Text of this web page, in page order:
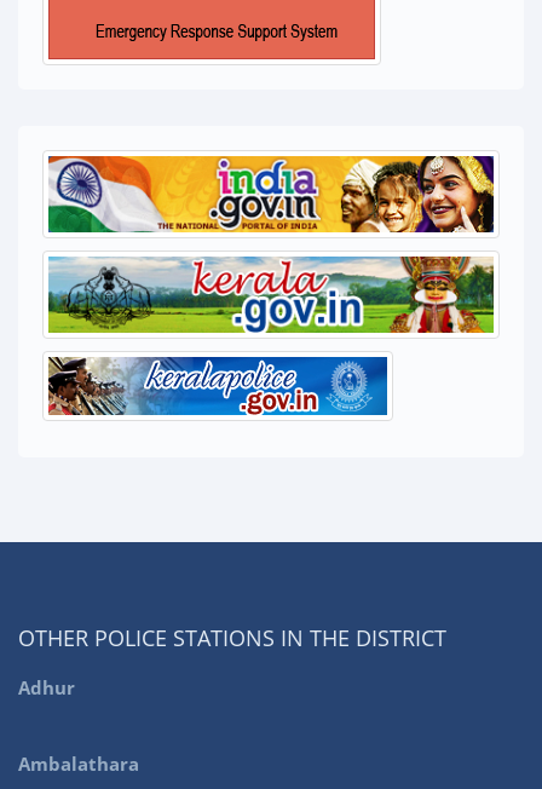
OTHER POLICE STATIONS IN THE DISTRICT
Adhur
Ambalathara